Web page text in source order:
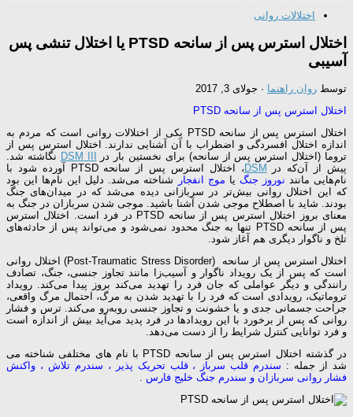
اختلالات روانی
اختلال استرس پس از سانحه PTSD یا اختلال تنشى پس
آسيبى
توسط روان راهنما · جولای 3, 2017
اختلال استرس پس از سانحه PTSD
اختلال استرس پس از سانحه PTSD یکی از اختلالات روانی است که مردم به
اندازه‌ اختلال افسردگی و اضطراب با آن آشنایی ندارند. اختلال استرس پس از
تروما (اختلال استرس پس از سانحه) برای نخستین بار در DSM III نگاشته شد.
پیش از آن‌که در DSM
، اختلال استرس پس از سانحه PTSD آورده شود با
نام‌هایی مانند نوروز جنگ یا موج انفجار
شناخته می‌شد. دلیل این نام‌ها این بود
که این اختلال روانی بیش‌تر در سربازانی دیده می‌شد که در میدان‌های جنگ
بودند. شاید با اصطلاح موجی شدن آشنا باشید. موجی شدن سربازان در جنگ به
معنای بروز اختلال استرس پس از سانحه PTSD در فرد است. اختلال استرس
پس از سانحه PTSD تنها به جنگ محدود نمی‌شود و می‌تواند پس از حادثه‌های
تلخ و ناگوار دیگری هم آغاز شود.
اختلال استرس پس از سانحه (Post-Traumatic Stress Disorder) اختلال روانی
است که پس از یک رویداد ناگوار و آسیب‌زا مانند تجاوز جنسی، جنگ، تصادف
رانندگی و دیگر عواملی که جان فرد را تهدید می‌کند بروز پیدا می‌کند. رویداد
تروماتیک، رویدادی است که فرد را با تهدید شدن به مرگ، احتمال مرگ واقعی،
جراحت جسمانی جدی و یا خشونت و تجاوز جنسی روبه‌رو می‌کند. ترس و فشار
روانی که پس از برخورد با این رویدادها در فرد پدید می‌آید بیش از اندازه است
و فرد توانایی کنترل شرایط را از دست می‌دهد.
در گذشته اختلال استرس پس از سانحه PTSD با نام های مختلفی شناخته می
شد از جمله : سندرم قلب سرباز ، قلب تحریک‏ پذیر ، سندرم تلاش ، واکنش
فشار روانی سربازان و سندرم جنگ خلیج فارس